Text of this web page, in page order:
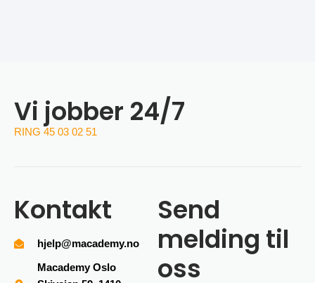
Vi jobber 24/7
RING 45 03 02 51
Kontakt
hjelp@macademy.no
Macademy Oslo
Send
melding til
oss